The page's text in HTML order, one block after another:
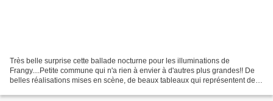
Très belle surprise cette ballade nocturne pour les illuminations de
Frangy....Petite commune qui n'a rien à envier à d'autres plus grandes!! De
belles réalisations mises en scène, de beaux tableaux qui représentent des